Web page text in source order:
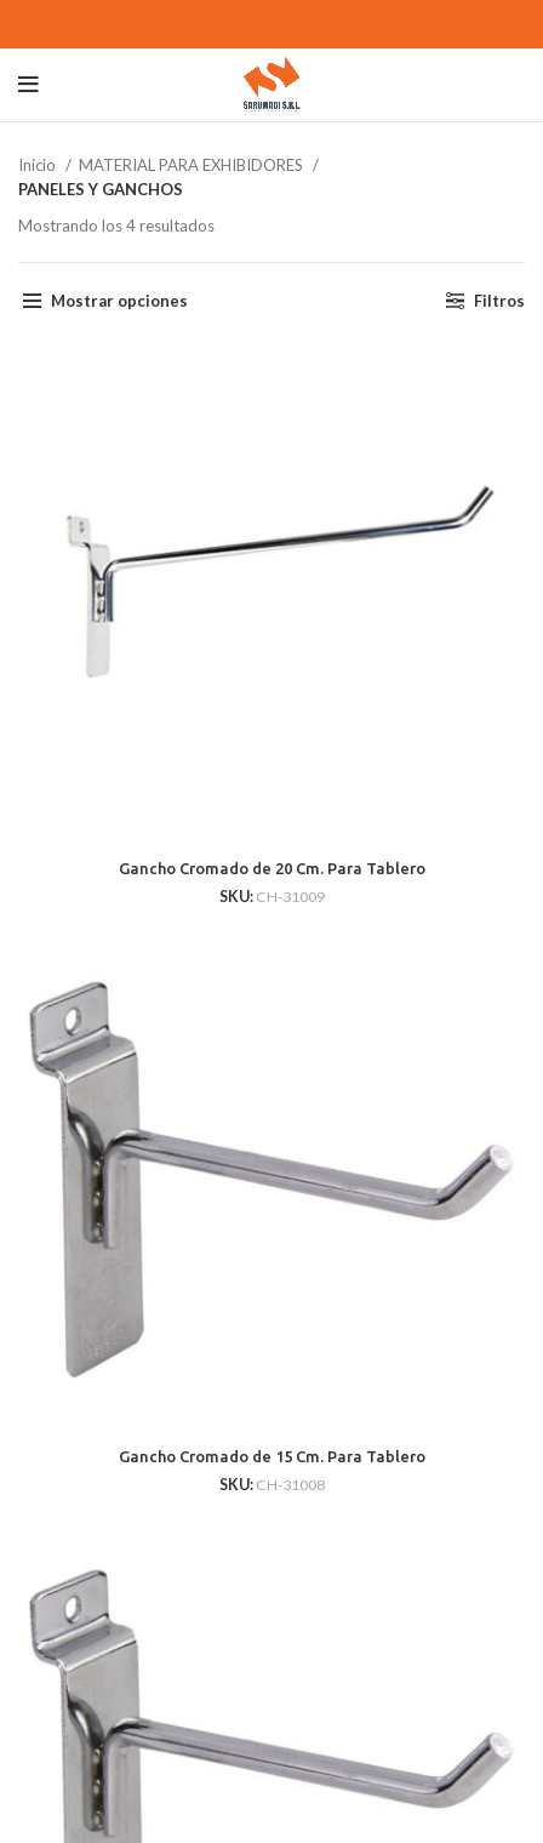
Inicio
MATERIAL PARA EXHIBIDORES
PANELES Y GANCHOS
Mostrando los 4 resultados
Mostrar opciones Filtros
Gancho Cromado de 20 Cm. Para Tablero
SKU: CH-31009
Gancho Cromado de 15 Cm. Para Tablero
SKU: CH-31008